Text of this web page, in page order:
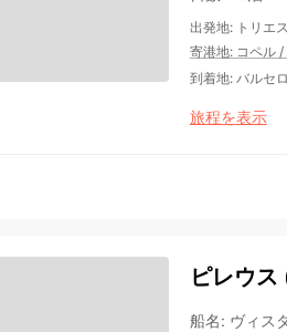
出発地: トリエ
寄港地: コペル/
到着地: バルセ
旅程を表示
ピレウ
船名: ヴィス